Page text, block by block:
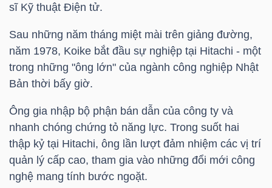
sĩ Kỹ thuật Điện tử.
Sau những năm tháng miệt mài trên giảng đường,
năm 1978, Koike bắt đầu sự nghiệp tại Hitachi - một
trong những "ông lớn" của ngành công nghiệp Nhật
Bản thời bấy giờ.
Ông gia nhập bộ phận bán dẫn của công ty và
nhanh chóng chứng tỏ năng lực. Trong suốt hai
thập kỷ tại Hitachi, ông lần lượt đảm nhiệm các vị trí
quản lý cấp cao, tham gia vào những đổi mới công
nghệ mang tính bước ngoặt.
DOANH
NGHIỆP
CỔ
PHIẾU